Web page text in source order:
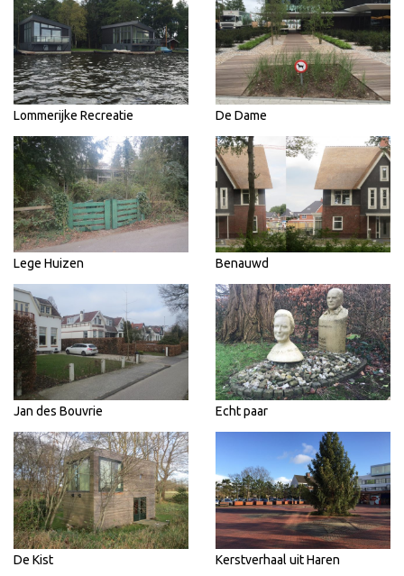
Lommerijke Recreatie De Dame
Lege Huizen Benauwd
Jan des Bouvrie Echt paar
De Kist Kerstverhaal uit Haren